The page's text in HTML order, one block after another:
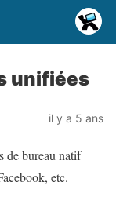
unifiées
il y a 5 ans
de bureau natif
etc.